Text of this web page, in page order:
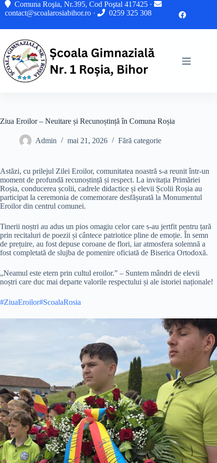
Sari Comuna Roşia, Nr.395, Cod Poştal 417425 ·
contact@scoalarosiabihor.ro · 0259 325 308
Ziua Eroilor – Neuitare și Recunoștință în Comuna Roșia
Admin mai 21, 2026 Fără categorie
​Astăzi, cu prilejul Zilei Eroilor, comunitatea noastră s-a reunit într-un
moment de profundă recunoștință și respect. La invitația Primăriei
Roșia, conducerea școlii, cadrele didactice și elevii Școlii Roșia au
participat la ceremonia de comemorare desfășurată la Monumentul
Eroilor din centrul comunei.
​Tinerii noștri au adus un pios omagiu celor care s-au jertfit pentru țară
prin recitaluri de poezii și cântece patriotice pline de emoție. În semn
de prețuire, au fost depuse coroane de flori, iar atmosfera solemnă a
fost completată de slujba de pomenire oficiată de Biserica Ortodoxă.
​„Neamul este etern prin cultul eroilor.” – Suntem mândri de elevii
noștri care duc mai departe valorile respectului și ale istoriei naționale!
#ZiuaEroilor#ScoalaRosia